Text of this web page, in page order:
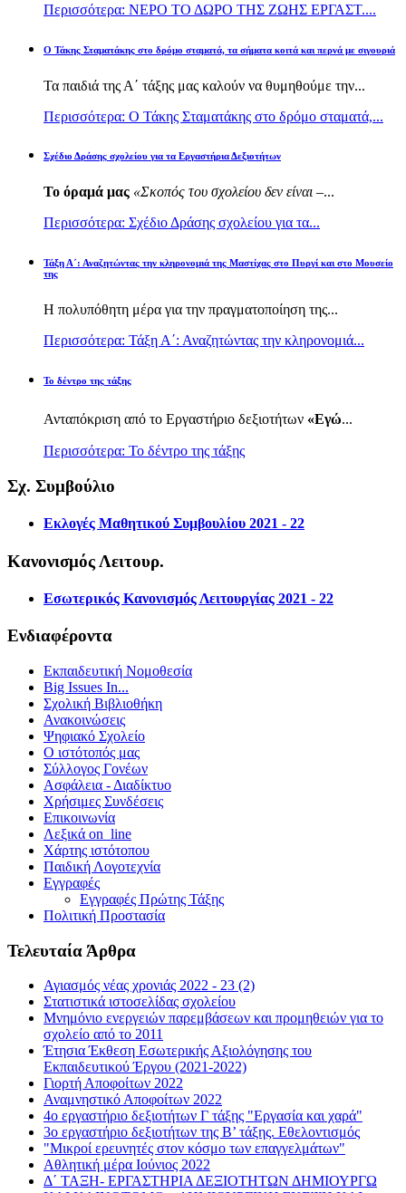
Περισσότερα: ΝΕΡΟ ΤΟ ΔΩΡΟ ΤΗΣ ΖΩΗΣ ΕΡΓΑΣΤ....
Ο Τάκης Σταματάκης στο δρόμο σταματά, τα σήματα κοιτά και περνά με σιγουριά
Τα παιδιά της Α΄ τάξης μας καλούν να θυμηθούμε την...
Περισσότερα: Ο Τάκης Σταματάκης στο δρόμο σταματά,...
Σχέδιο Δράσης σχολείου για τα Εργαστήρια Δεξιοτήτων
Το όραμά μας «Σκοπός του σχολείου δεν είναι –...
Περισσότερα: Σχέδιο Δράσης σχολείου για τα...
Τάξη Α΄: Αναζητώντας την κληρονομιά της Μαστίχας στο Πυργί και στο Μουσείο
της
Η πολυπόθητη μέρα για την πραγματοποίηση της...
Περισσότερα: Τάξη Α΄: Αναζητώντας την κληρονομιά...
Το δέντρο της τάξης
Ανταπόκριση από το Εργαστήριο δεξιοτήτων «Εγώ...
Περισσότερα: Το δέντρο της τάξης
Σχ. Συμβούλιο
Εκλογές Μαθητικού Συμβουλίου 2021 - 22
Κανονισμός Λειτουρ.
Εσωτερικός Κανονισμός Λειτουργίας 2021 - 22
Ενδιαφέροντα
Εκπαιδευτική Νομοθεσία
Big Issues In...
Σχολική Βιβλιοθήκη
Ανακοινώσεις
Ψηφιακό Σχολείο
Ο ιστότοπός μας
Σύλλογος Γονέων
Ασφάλεια - Διαδίκτυο
Χρήσιμες Συνδέσεις
Επικοινωνία
Λεξικά on_line
Χάρτης ιστότοπου
Παιδική Λογοτεχνία
Εγγραφές
Εγγραφές Πρώτης Τάξης
Πολιτική Προστασία
Τελευταία Άρθρα
Αγιασμός νέας χρονιάς 2022 - 23 (2)
Στατιστικά ιστοσελίδας σχολείου
Μνημόνιο ενεργειών παρεμβάσεων και προμηθειών για το
σχολείο από το 2011
Έτησια Έκθεση Εσωτερικής Αξιολόγησης του
Εκπαιδευτικού Έργου (2021-2022)
Γιορτή Αποφοίτων 2022
Αναμνηστικό Αποφοίτων 2022
4ο εργαστήριο δεξιοτήτων Γ τάξης "Εργασία και χαρά"
3ο εργαστήριο δεξιοτήτων της Β’ τάξης. Εθελοντισμός
"Μικροί ερευνητές στον κόσμο των επαγγελμάτων"
Αθλητική μέρα Ιούνιος 2022
Δ΄ ΤΑΞΗ- ΕΡΓΑΣΤΗΡΙΑ ΔΕΞΙΟΤΗΤΩΝ ΔΗΜΙΟΥΡΓΩ